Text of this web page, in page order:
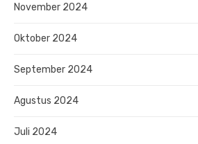
November 2024
Oktober 2024
September 2024
Agustus 2024
Juli 2024